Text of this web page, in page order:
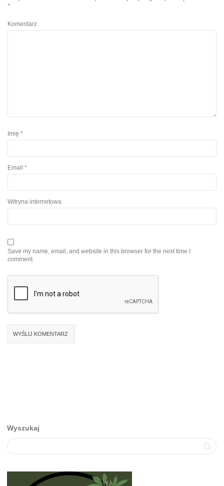
*
Komentarz
Imię *
Email *
Witryna internetowa
Save my name, email, and website in this browser for the next time I
comment.
Wyszukaj